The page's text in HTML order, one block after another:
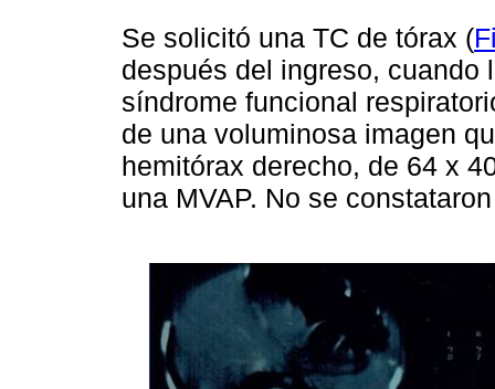
Se solicitó una TC de tórax (
después del ingreso,
síndrome funcional
de una voluminosa imagen
hemitórax derecho, de 64 x
una MVAP. No se